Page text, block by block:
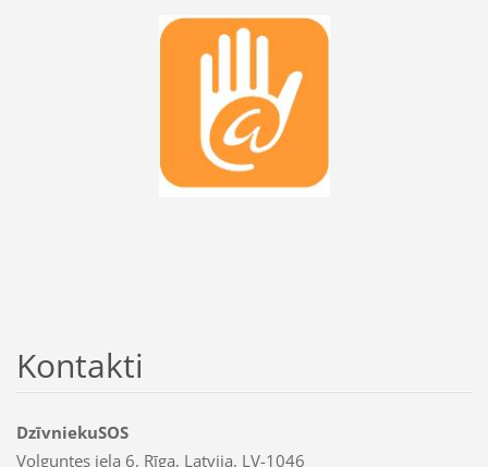
Kontakti
DzīvniekuSOS
Volguntes iela 6, Rīga, Latvija, LV-1046